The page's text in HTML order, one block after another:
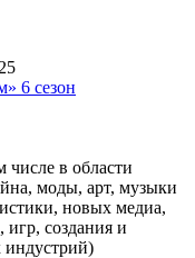
6 сезон
в области
моды, арт, музыки
новых медиа,
игр, создания и
индустрий)